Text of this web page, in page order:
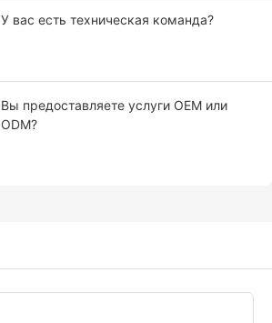
У вас есть техническая команда?
Вы предоставляете услуги OEM или
ODM?